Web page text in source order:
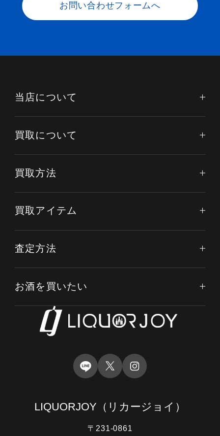
お問い合わせフォームへ
LIQUORJOY （リカージョイ）
〒231-0861
当店について
買取について
買取方法
買取アイテム
査定方法
お酒を買いたい